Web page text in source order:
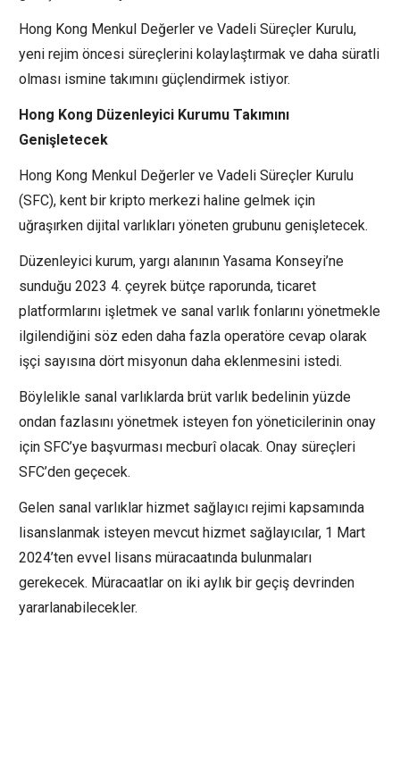
Hong Kong Menkul Değerler ve Vadeli Süreçler Kurulu,
yeni rejim öncesi süreçlerini kolaylaştırmak ve daha süratli
olması ismine takımını güçlendirmek istiyor.
Hong Kong Düzenleyici Kurumu Takımını
Genişletecek
Hong Kong Menkul Değerler ve Vadeli Süreçler Kurulu
(SFC), kent bir kripto merkezi haline gelmek için
uğraşırken dijital varlıkları yöneten grubunu genişletecek.
Düzenleyici kurum, yargı alanının Yasama Konseyi’ne
sunduğu 2023 4. çeyrek bütçe raporunda, ticaret
platformlarını işletmek ve sanal varlık fonlarını yönetmekle
ilgilendiğini söz eden daha fazla operatöre cevap olarak
işçi sayısına dört misyonun daha eklenmesini istedi.
Böylelikle sanal varlıklarda brüt varlık bedelinin yüzde
ondan fazlasını yönetmek isteyen fon yöneticilerinin onay
için SFC’ye başvurması mecburî olacak. Onay süreçleri
SFC’den geçecek.
Gelen sanal varlıklar hizmet sağlayıcı rejimi kapsamında
lisanslanmak isteyen mevcut hizmet sağlayıcılar, 1 Mart
2024’ten evvel lisans müracaatında bulunmaları
gerekecek. Müracaatlar on iki aylık bir geçiş devrinden
yararlanabilecekler.